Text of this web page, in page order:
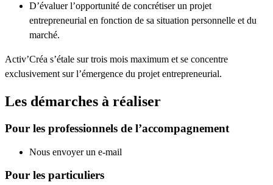
D’évaluer l’opportunité de concrétiser un projet
entrepreneurial en fonction de sa situation personnelle et du
marché.
Activ’Créa s’étale sur trois mois maximum et se concentre
exclusivement sur l’émergence du projet entrepreneurial.
Les démarches à réaliser
Pour les professionnels de l’accompagnement
Nous envoyer un e-mail
Pour les particuliers